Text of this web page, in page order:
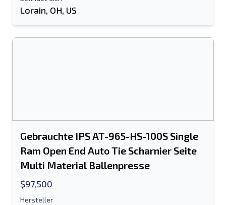
Vollständiger Name
E-Mail-Addresse
Lorain, OH, US
Gebrauchte IPS AT-965-HS-100S Single
Ram Open End Auto Tie Scharnier Seite
Multi Material Ballenpresse
$97,500
Hersteller
An einen Freund senden
Listing per E-Mail senden
Textliste auf Mobilgerät